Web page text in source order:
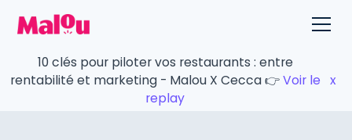
10 clés pour piloter vos restaurants : entre
rentabilité et marketing - Malou X Cecca 👉Voir le
replay
x